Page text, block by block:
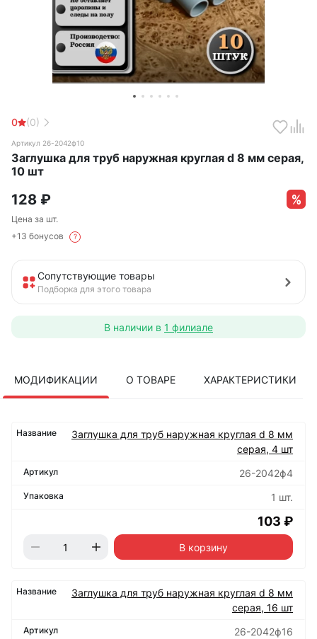
0 (0)
Артикул 26-2042ф10
Заглушка для труб наружная круглая d 8 мм серая,
10 шт
128 ₽
Цена за шт.
+13 бонусов
?
Сопутствующие товары
Подборка для этого товара
В наличии в 1 филиале
МОДИФИКАЦИИ О ТОВАРЕ ХАРАКТЕРИСТИКИ
Заглушка для труб наружная круглая d 8 мм
серая, 4 шт
26-2042ф4
1 шт.
103 ₽
В корзину
Заглушка для труб наружная круглая d 8 мм
серая, 16 шт
26-2042ф16